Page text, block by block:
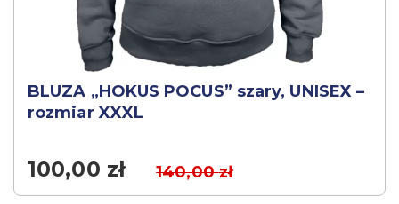
BLUZA „HOKUS POCUS” szary, UNISEX –
rozmiar XXXL
100,00 zł 140,00zł